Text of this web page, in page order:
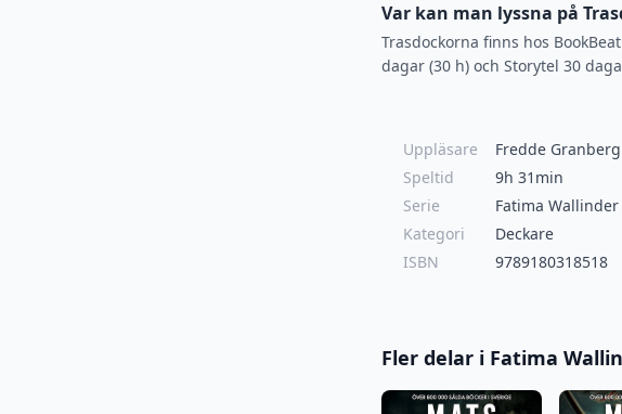
Var kan man lyssna på
Trasdockorna finns hos
dagar (30 h) och Storytel 30
Uppläsare
Fredde Granberg
Speltid
9h 31min
Serie
Fatima Wallinder
Kategori
Deckare
ISBN
9789180318518
Fler delar i Fatima